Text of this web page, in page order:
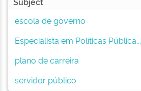
escola de governo
Especialista em Políticas Pública...
plano de carreira
servidor público